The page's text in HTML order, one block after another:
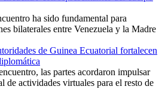
ha sido fundamental para
bilaterales entre Venezuela y la Madre
de Guinea Ecuatorial fortalecen
las partes acordaron impulsar
de actividades virtuales para el resto de